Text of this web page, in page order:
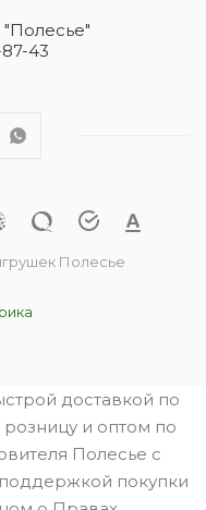
43
Полесье
доставкой по
и оптом по
Полесье с
покупки